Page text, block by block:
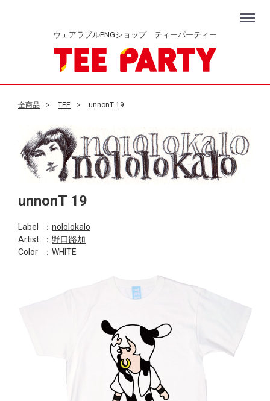
ウェアラブルPNGショップ ティーパーティー
Menu
全商品 TEE unnonT 19
unnonT 19
Label ： nololokalo
Artist
： 野口路加
Color
：WHITE